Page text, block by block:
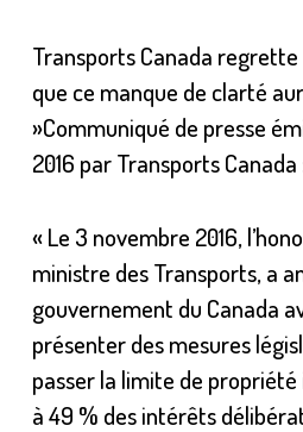
Transports Canada
que ce manque de clarté
»Communiqué de presse
2016 par Transports Canada
« Le 3 novembre 2016,
ministre des Transports, a
gouvernement du Canada
présenter des mesures
passer la limite de
à 49 % des intérêts